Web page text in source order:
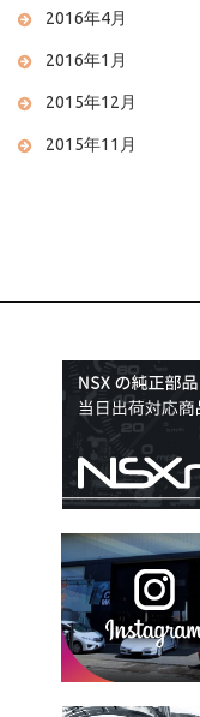
2016年4月
2016年1月
2015年12月
2015年11月